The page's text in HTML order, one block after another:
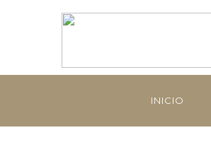
INICIO